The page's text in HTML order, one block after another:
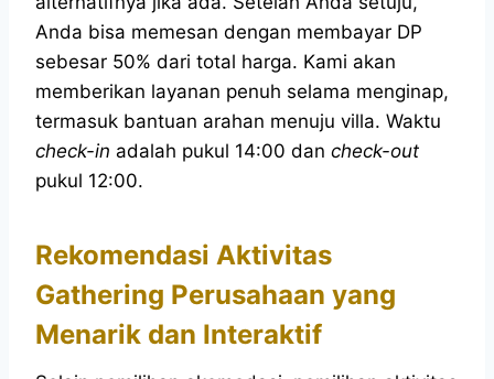
Anda bisa memesan dengan membayar DP
sebesar 50% dari total harga. Kami akan
memberikan layanan penuh selama menginap,
termasuk bantuan arahan menuju villa. Waktu
check-in adalah pukul 14:00 dan check-out
pukul 12:00.
Rekomendasi Aktivitas
Gathering Perusahaan yang
Menarik dan Interaktif